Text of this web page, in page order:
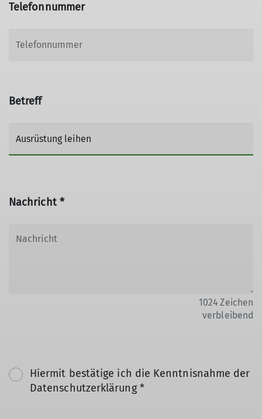
Telefonnummer
Betreff
Nachricht *
1024 Zeichen
verbleibend
Hiermit bestätige ich die Kenntnisnahme der
Datenschutzerklärung *